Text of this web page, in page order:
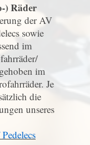
) Räder
der AV
sowie
im
im
Je
die
unseres